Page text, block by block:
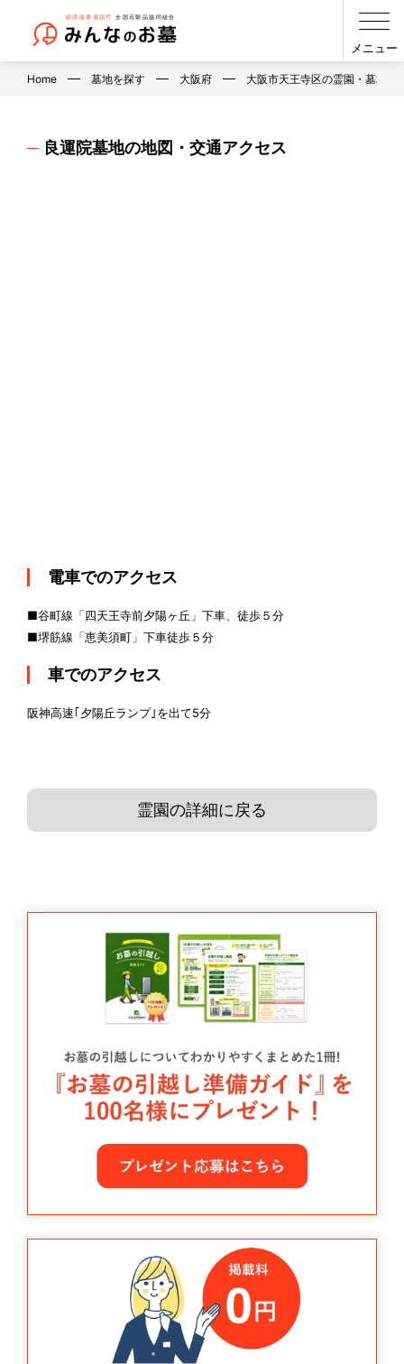
メニュー
Home 墓地を探す 大阪府 大阪市天王寺区の霊園・墓地・
良運院墓地の地図・交通アクセス
電車でのアクセス
■谷町線「四天王寺前夕陽ヶ丘」下車、徒歩５分
■堺筋線「恵美須町」下車徒歩５分
車でのアクセス
阪神高速｢夕陽丘ランプ｣を出て5分
霊園の詳細に戻る